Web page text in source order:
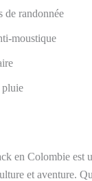
de randonnée
moustique
pluie
en Colombie est
et aventure.